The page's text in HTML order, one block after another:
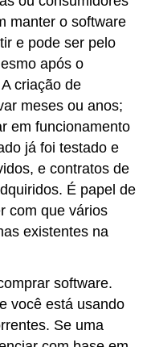
manter o software
e pode ser pelo
após o
criação de
meses ou anos;
em funcionamento
já foi testado e
e contratos de
É papel de
com que vários
existentes na
software.
você está usando
Se uma